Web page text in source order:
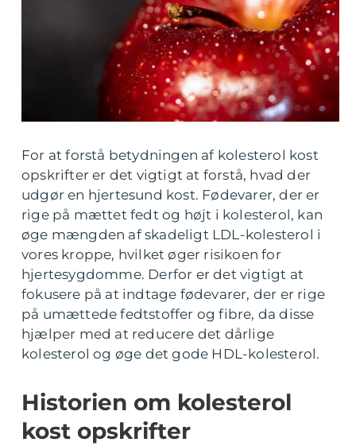
For at forstå betydningen af kolesterol kost
opskrifter er det vigtigt at forstå, hvad der
udgør en hjertesund kost. Fødevarer, der er
rige på mættet fedt og højt i kolesterol, kan
øge mængden af skadeligt LDL-kolesterol i
vores kroppe, hvilket øger risikoen for
hjertesygdomme. Derfor er det vigtigt at
fokusere på at indtage fødevarer, der er rige
på umættede fedtstoffer og fibre, da disse
hjælper med at reducere det dårlige
kolesterol og øge det gode HDL-kolesterol.
Historien om kolesterol
kost opskrifter